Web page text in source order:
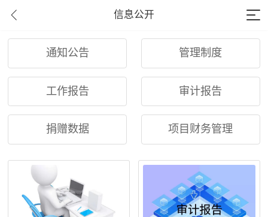
信息公开
通知公告 管理制度
工作报告 审计报告
捐赠数据 项目财务管理